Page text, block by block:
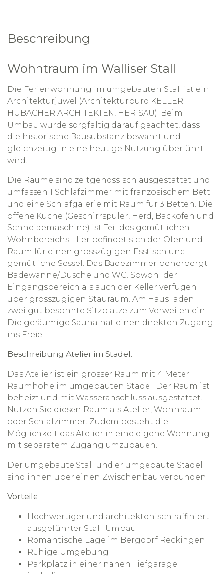
Beschreibung
Wohntraum im Walliser Stall
Die Ferienwohnung im umgebauten Stall ist ein
Architekturjuwel (Architekturbüro KELLER
HUBACHER ARCHITEKTEN, HERISAU). Beim
Umbau wurde sorgfältig darauf geachtet, dass
die historische Bausubstanz bewahrt und
gleichzeitig in eine heutige Nutzung überführt
wird.
Die Räume sind zeitgenössisch ausgestattet und
umfassen 1 Schlafzimmer mit französischem Bett
und eine Schlafgalerie mit Raum für 3 Betten. Die
offene Küche (Geschirrspüler, Herd, Backofen und
Schneidemaschine) ist Teil des gemütlichen
Wohnbereichs. Hier befindet sich der Ofen und
Raum für einen grosszügigen Esstisch und
gemütliche Sessel. Das Badezimmer beherbergt
Badewanne/Dusche und WC. Sowohl der
Eingangsbereich als auch der Keller verfügen
über grosszügigen Stauraum. Am Haus laden
zwei gut besonnte Sitzplätze zum Verweilen ein.
Die geräumige Sauna hat einen direkten Zugang
ins Freie.
Beschreibung Atelier im Stadel:
Das Atelier ist ein grosser Raum mit 4 Meter
Raumhöhe im umgebauten Stadel. Der Raum ist
beheizt und mit Wasseranschluss ausgestattet.
Nutzen Sie diesen Raum als Atelier, Wohnraum
oder Schlafzimmer. Zudem besteht die
Möglichkeit das Atelier in eine eigene Wohnung
mit separatem Zugang umzubauen.
Der umgebaute Stall und er umgebaute Stadel
sind innen über einen Zwischenbau verbunden.
Vorteile
Hochwertiger und architektonisch raffiniert
ausgeführter Stall-Umbau
Romantische Lage im Bergdorf Reckingen
Ruhige Umgebung
Parkplatz in einer nahen Tiefgarage